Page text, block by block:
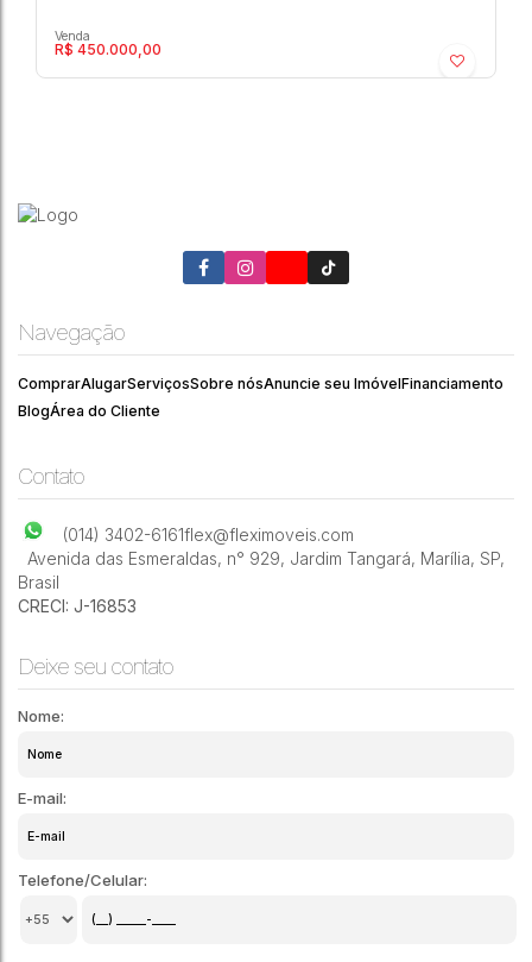
Van Gogh - Saliola - Residencial › Apartamento
R$ 450.000,00
São Paulo Brasil
2 2 70m²
2
Navegação
ComprarAlugarServiçosSobre nósAnuncie seu ImóvelFinanciamento
BlogÁrea do Cliente
Contato
(014) 3402-6161flex@fleximoveis.com
Avenida das Esmeraldas, n° 929, Jardim Tangará, Marília, SP,
Brasil
CRECI: J-16853
Deixe seu contato
Nome:
E-mail:
Telefone/Celular: